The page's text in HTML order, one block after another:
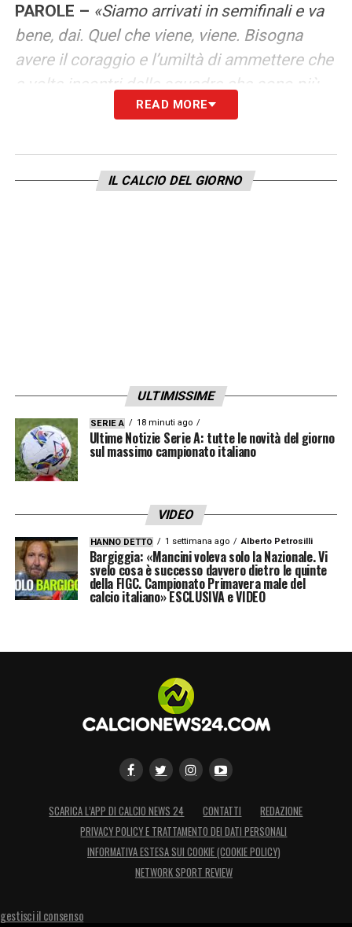
PAROLE – «Siamo arrivati in semifinali e va
bene, dai. Quel che viene, viene. Bisogna
avere il coraggio e l’umiltà di ammettere che
a volte incontri delle squadre che sono più
forti e che è giusto che vincano. Abbiamo
miracolo ben venga, ma è molto difficile. Nel
calcio tutte le gare iniziano 0-0 e non si sa
READ MORE
IL CALCIO DEL GIORNO
ULTIMISSIME
SERIE A 18 minuti ago
Ultime Notizie Serie A: tutte le novità del giorno
sul massimo campionato italiano
VIDEO
HANNO DETTO 1 settimana ago Alberto Petrosilli
Bargiggia: «Mancini voleva solo la Nazionale. Vi
svelo cosa è successo davvero dietro le quinte
della FIGC. Campionato Primavera male del
calcio italiano» ESCLUSIVA e VIDEO
SCARICA L’APP DI CALCIO NEWS 24 CONTATTI
REDAZIONE
PRIVACY POLICY E TRATTAMENTO DEI DATI PERSONALI
INFORMATIVA ESTESA SUI COOKIE (COOKIE POLICY)
NETWORK SPORT REVIEW
gestisci il consenso